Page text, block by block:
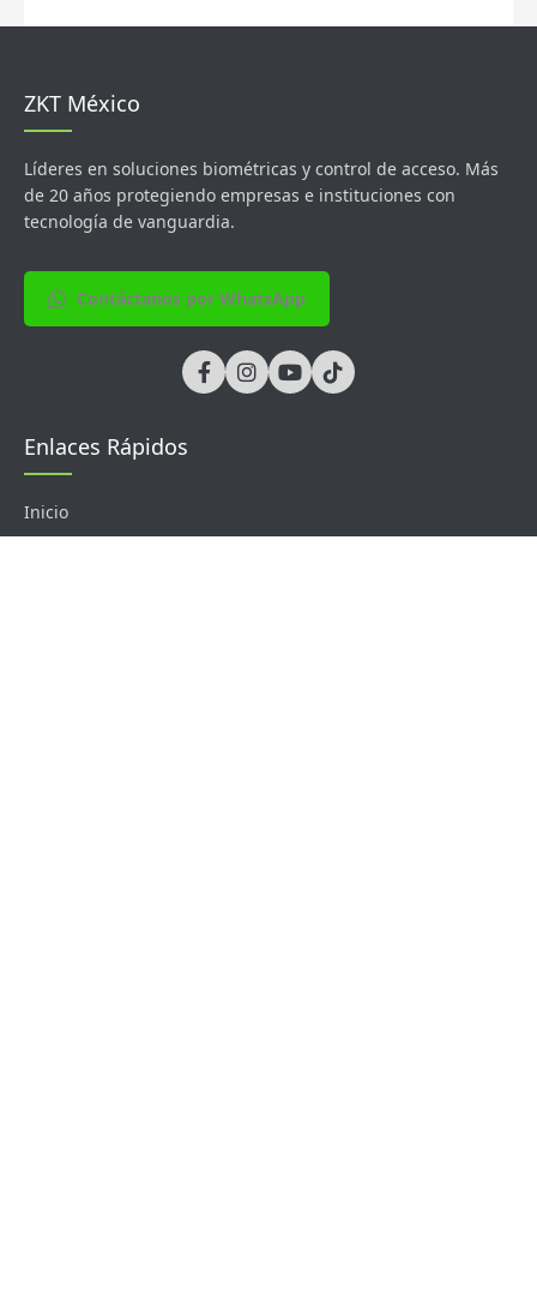
ZKT México
Líderes en soluciones biométricas y control de acceso. Más
de 20 años protegiendo empresas e instituciones con
tecnología de vanguardia.
Contáctanos por WhatsApp
Enlaces Rápidos
Inicio